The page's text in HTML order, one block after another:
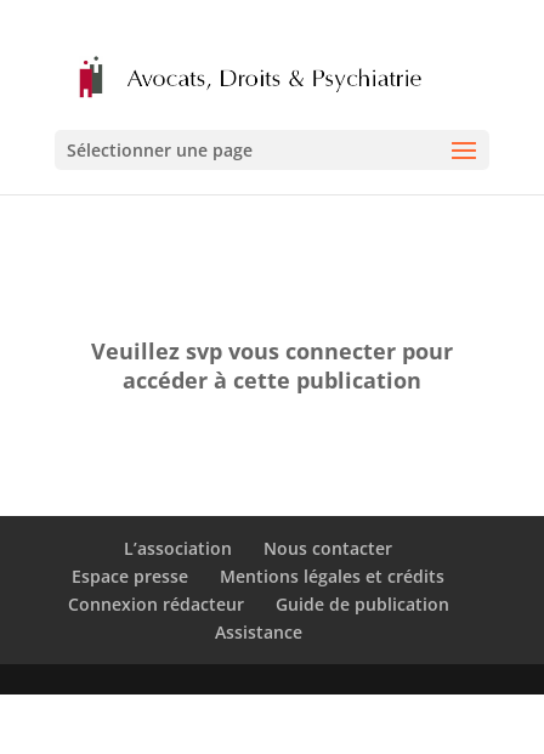
Sélectionner une page
Veuillez svp vous connecter pour
accéder à cette publication
L’association
Nous contacter
Espace presse
Mentions légales et crédits
Connexion rédacteur
Guide de publication
Assistance